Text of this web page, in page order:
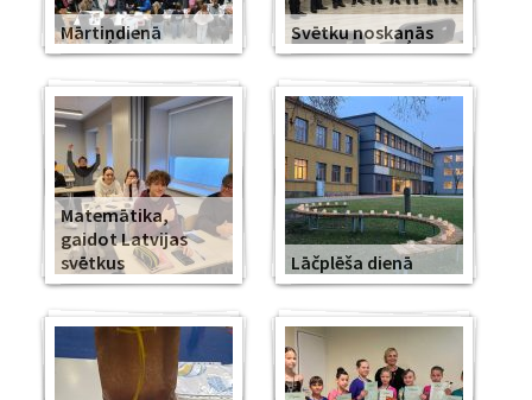
Mārtiņdienā Svētku noskaņās
Matemātika,
gaidot Latvijas
svētkus
Lāčplēša dienā